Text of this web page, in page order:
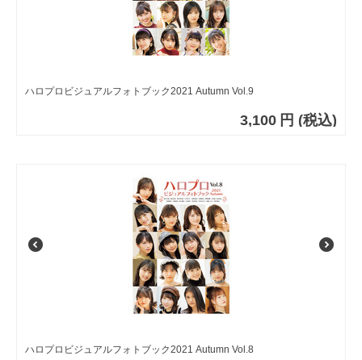
ハロプロビジュアルフォトブック2021 Autumn Vol.9
3,100 円 (税込)
ハロプロビジュアルフォトブック2021 Autumn Vol.8